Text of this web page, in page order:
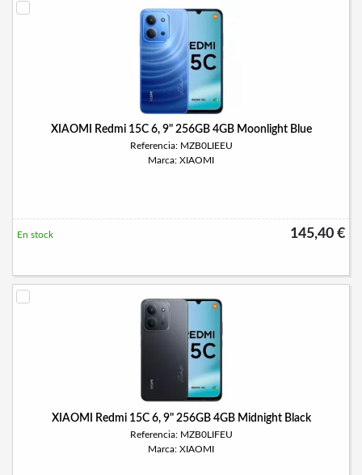
XIAOMI Redmi 15C 6, 9" 256GB 4GB Moonlight Blue
Referencia: MZB0LIEEU
Marca: XIAOMI
145,40 €
En stock
XIAOMI Redmi 15C 6, 9" 256GB 4GB Midnight Black
Referencia: MZB0LIFEU
Marca: XIAOMI